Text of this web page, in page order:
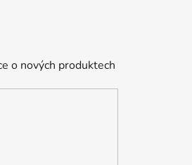
o nových produktech